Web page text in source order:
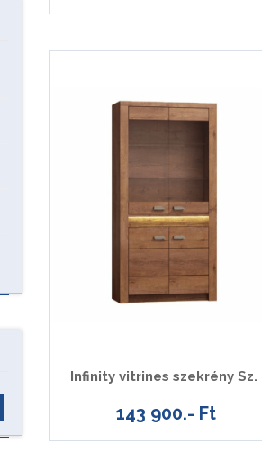
Infinity vitrines szekrény Sz.
143 900.- Ft